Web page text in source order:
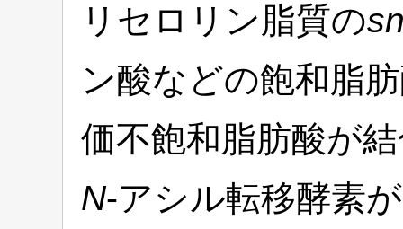
リセロリン脂質の
ン酸などの飽和脂
価不飽和脂肪酸が
N-アシル転移酵素